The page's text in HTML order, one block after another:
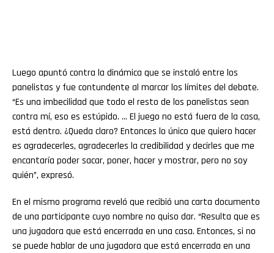
Luego apuntó contra la dinámica que se instaló entre los
panelistas y fue contundente al marcar los límites del debate.
“Es una imbecilidad que todo el resto de los panelistas sean
contra mí, eso es estúpido. … El juego no está fuera de la casa,
está dentro. ¿Queda claro? Entonces lo único que quiero hacer
es agradecerles, agradecerles la credibilidad y decirles que me
encantaría poder sacar, poner, hacer y mostrar, pero no soy
quién”, expresó.
En el mismo programa reveló que recibió una carta documento
de una participante cuyo nombre no quiso dar. “Resulta que es
una jugadora que está encerrada en una casa. Entonces, si no
se puede hablar de una jugadora que está encerrada en una